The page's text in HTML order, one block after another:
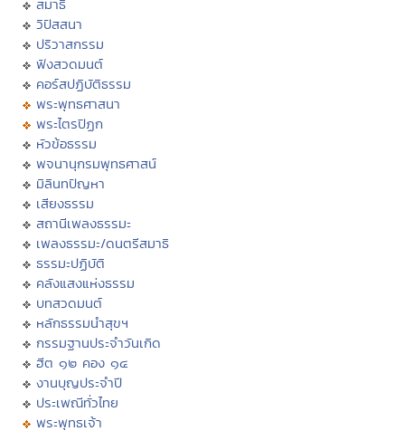
สมาธิ
วิปัสสนา
ปริวาสกรรม
ฟังสวดมนต์
คอร์สปฏิบัติธรรม
พระพุทธศาสนา
พระไตรปิฏก
หัวข้อธรรม
พจนานุกรมพุทธศาสน์
มิลินทปัญหา
เสียงธรรม
สถานีเพลงธรรมะ
เพลงธรรมะ/ดนตรีสมาธิ
ธรรมะปฏิบัติ
คลังแสงแห่งธรรม
บทสวดมนต์
หลักธรรมนำสุขฯ
กรรมฐานประจำวันเกิด
ฮีต ๑๒ คอง ๑๔
งานบุญประจำปี
ประเพณีทั่วไทย
พระพุทธเจ้า